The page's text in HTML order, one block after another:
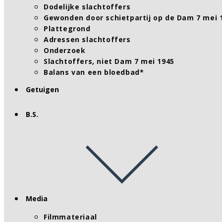
Dodelijke slachtoffers
Gewonden door schietpartij op de Dam 7 mei
Plattegrond
Adressen slachtoffers
Onderzoek
Slachtoffers, niet Dam 7 mei 1945
Balans van een bloedbad*
Getuigen
B.S.
Media
Filmmateriaal